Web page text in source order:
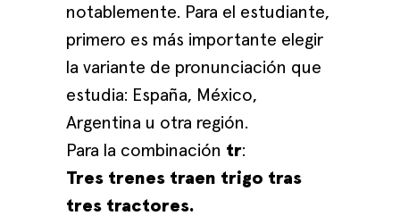
notablemente. Para el estudiante,
primero es más importante elegir
la variante de pronunciación que
estudia: España, México,
Argentina u otra región.
Para la combinación tr:
Tres trenes traen trigo tras
tres tractores.